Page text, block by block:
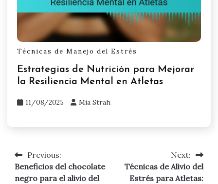
Técnicas de Manejo del Estrés
Estrategias de Nutrición para Mejorar
la Resiliencia Mental en Atletas
11/08/2025 Mia Strah
Post
navigation
Previous:
Beneficios del chocolate
negro para el alivio del
Next:
Técnicas de Alivio del
Estrés para Atletas: